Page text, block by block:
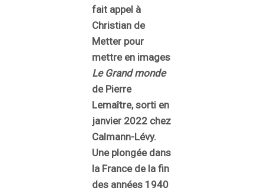
fait appel à
Christian de
Metter pour
mettre en images
Le Grand monde
de Pierre
Lemaître, sorti en
janvier 2022 chez
Calmann-Lévy.
Une plongée dans
la France de la fin
des années 1940